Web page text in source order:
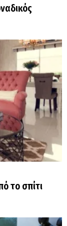
το σπίτι